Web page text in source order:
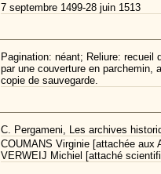
7 septembre 1499-28 juin 1513
Pagination: néant; Reliure:
par une couverture en parchemin,
copie de sauvegarde.
C. Pergameni, Les archives
COUMANS Virginie [attachée aux
VERWEIJ Michiel [attaché